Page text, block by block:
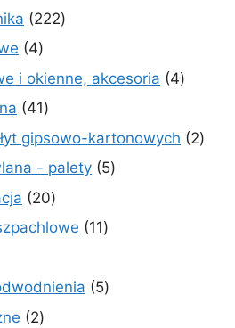
222222
44
produkty
i okienne, akcesoria 44
4141
produktów
gipsowo-kartonowych 22
- palety 55
2020
produktów
1111
55
22